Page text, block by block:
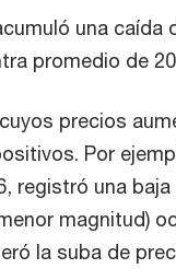
una caída
promedio de
precios
Por
registró una
magnitud)
la suba de